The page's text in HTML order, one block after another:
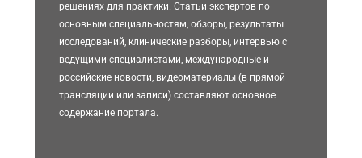
решениях для практики. Статьи экспертов по
основным специальностям, обзоры, результаты
исследований, клинические разборы, интервью с
ведущими специалистами, международные и
российские новости, видеоматериалы (в прямой
трансляции или записи) составляют основное
содержание портала.